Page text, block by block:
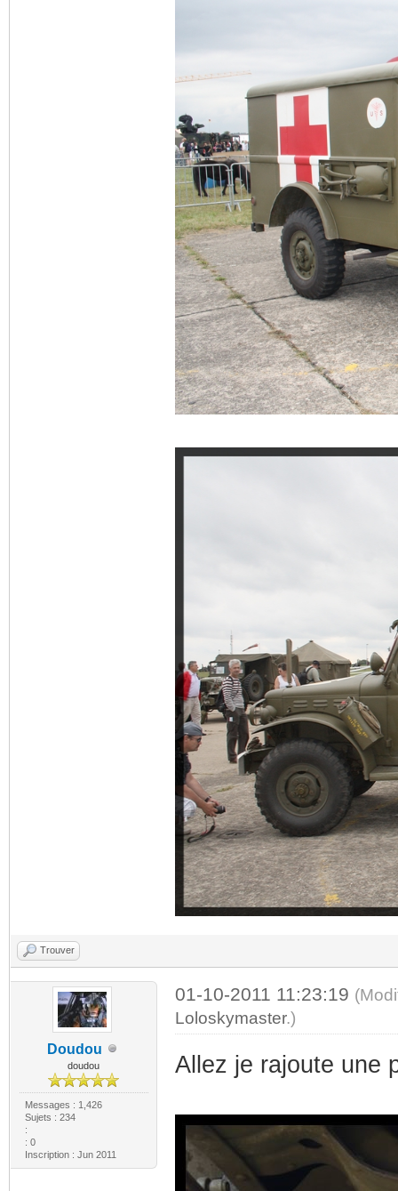
Trouver
Doudou
doudou
Messages : 1,426
Sujets : 234
:
: 0
Inscription : Jun 2011
01-10-2011 11:23:19
Loloskymaster.)
Allez je rajoute une